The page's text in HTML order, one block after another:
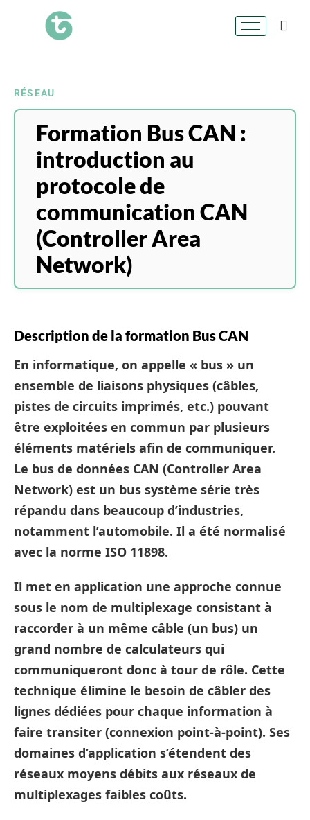
RÉSEAU
Formation Bus CAN :
introduction au
protocole de
communication CAN
(Controller Area
Network)
Description de la formation Bus CAN
En informatique, on appelle « bus » un
ensemble de liaisons physiques (câbles,
pistes de circuits imprimés, etc.) pouvant
être exploitées en commun par plusieurs
éléments matériels afin de communiquer.
Le bus de données CAN (Controller Area
Network) est un bus système série très
répandu dans beaucoup d’industries,
notamment l’automobile. Il a été normalisé
avec la norme ISO 11898.
Il met en application une approche connue
sous le nom de multiplexage consistant à
raccorder à un même câble (un bus) un
grand nombre de calculateurs qui
communiqueront donc à tour de rôle. Cette
technique élimine le besoin de câbler des
lignes dédiées pour chaque information à
faire transiter (connexion point-à-point). Ses
domaines d’application s’étendent des
réseaux moyens débits aux réseaux de
multiplexages faibles coûts.